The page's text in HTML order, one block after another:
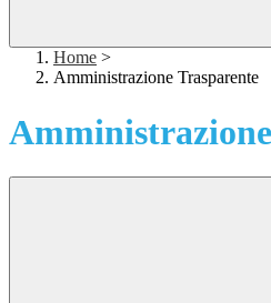
Home >
Amministrazione Trasparente